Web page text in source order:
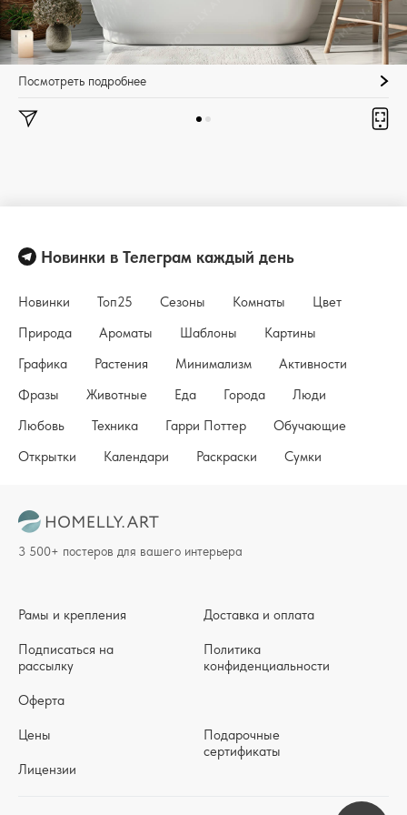
Посмотреть подробнее
Новинки в Телеграм каждый день
Новинки Топ25 Сезоны Комнаты
Цвет
Природа
Ароматы Шаблоны
Картины
Графика
Растения Минимализм
Активности
Фразы
Животные Еда Города
Люди
Любовь
Техника Гарри Поттер
Обучающие
Открытки
Календари Раскраски Сумки
Рамы и крепления
Подписаться на
рассылку
Оферта
Доставка и оплата
Политика
конфиденциальности
Цены
Лицензии
Подарочные
сертификаты
3 500+ постеров для вашего интерьера